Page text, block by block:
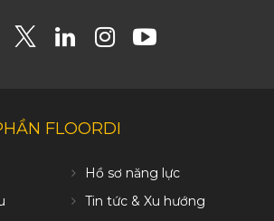
FLOORDI
Hồ sơ năng lực
Tin tức & Xu hướng